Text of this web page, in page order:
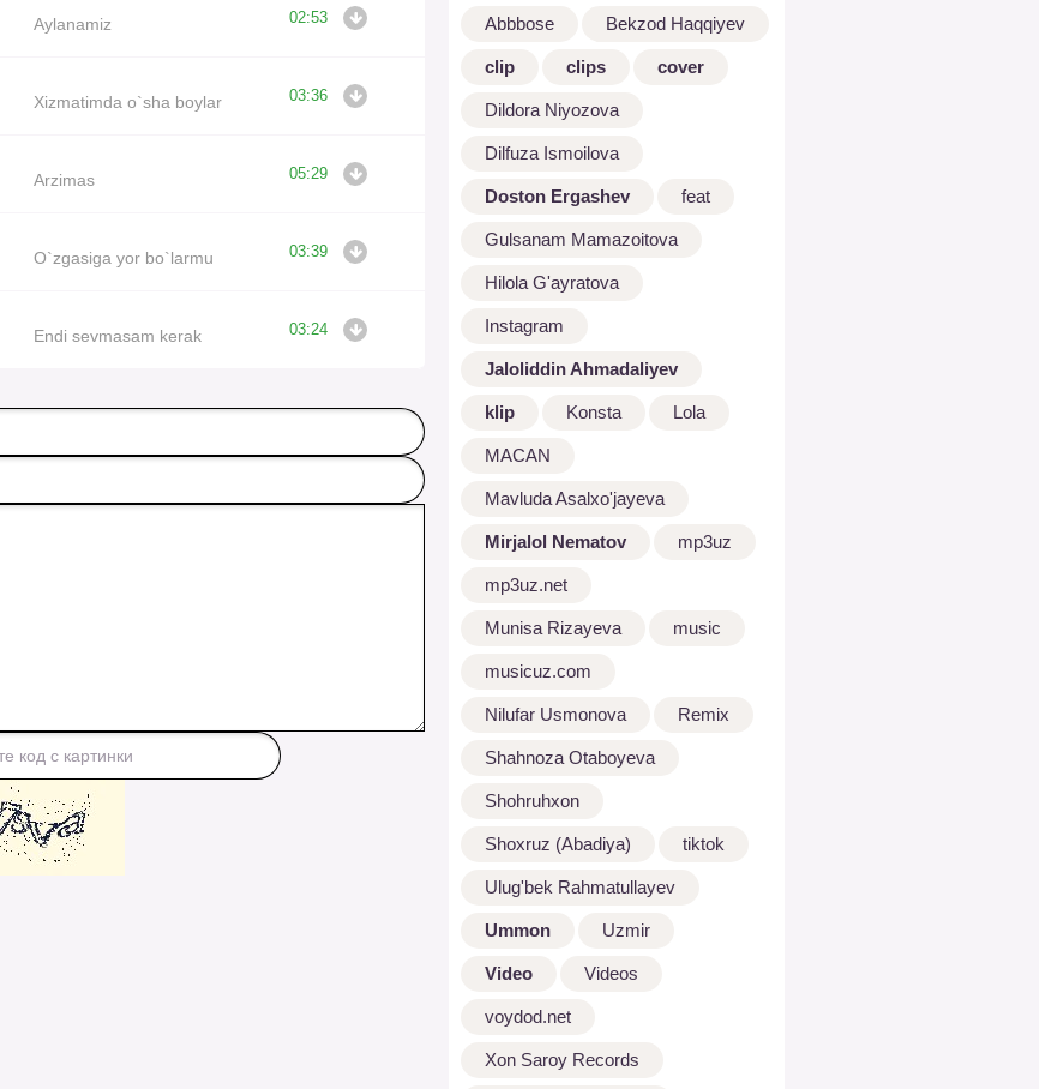
Aylanamiz 02:53
Xizmatimda o`sha boylar 03:36
Arzimas 05:29
O`zgasiga yor bo`larmu 03:39
Endi sevmasam kerak 03:24
Abbbose Bekzod Haqqiyev
clip clips cover
Dildora Niyozova
Dilfuza Ismoilova
Doston Ergashev feat
Gulsanam Mamazoitova
Hilola G'ayratova
Instagram
Jaloliddin Ahmadaliyev
klip Konsta Lola
MACAN
Mavluda Asalxo'jayeva
Mirjalol Nematov mp3uz
mp3uz.net
Munisa Rizayeva music
musicuz.com
Nilufar Usmonova Remix
Shahnoza Otaboyeva
Shohruhxon
Shoxruz (Abadiya) tiktok
Ulug'bek Rahmatullayev
Ummon Uzmir
Video Videos
voydod.net
Xon Saroy Records